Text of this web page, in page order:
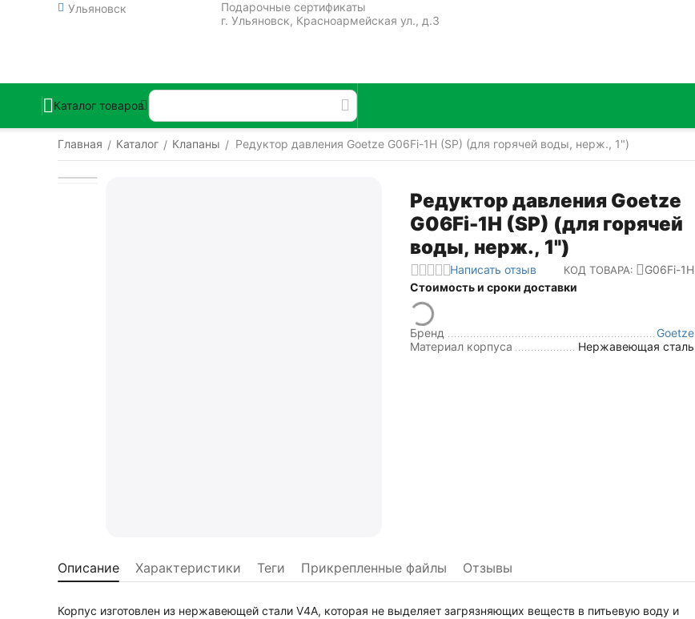
Ульяновск
Подарочные сертификаты
г. Ульяновск, Красноармейская ул., д.3
Каталог товаров
Главная / Каталог / Клапаны / Редуктор давления Goetze G06Fi-1H (SP) (для горячей воды, нерж., 1")
Редуктор давления Goetze
G06Fi-1H (SP) (для горячей
воды, нерж., 1")
Написать отзыв КОД ТОВАРА:
G06Fi-1H
Стоимость и сроки доставки
Бренд
Goetze
Материал корпуса
Нержавеющая сталь
Описание Характеристики Теги Прикрепленные файлы Отзывы
Корпус изготовлен из нержавеющей стали V4A, которая не выделяет загрязняющих веществ в питьевую воду и